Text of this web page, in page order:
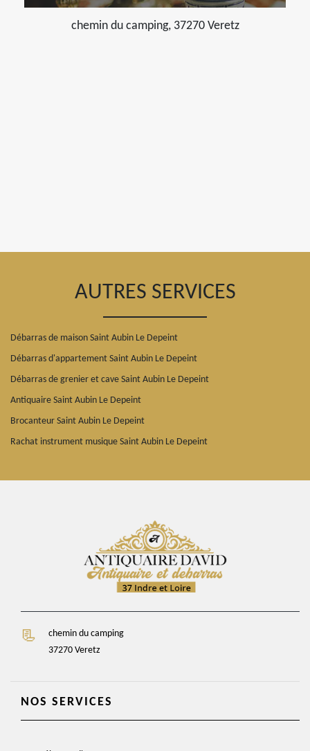
chemin du camping, 37270 Veretz
AUTRES SERVICES
Débarras de maison Saint Aubin Le Depeint
Débarras d'appartement Saint Aubin Le Depeint
Débarras de grenier et cave Saint Aubin Le Depeint
Antiquaire Saint Aubin Le Depeint
Brocanteur Saint Aubin Le Depeint
Rachat instrument musique Saint Aubin Le Depeint
chemin du camping
37270 Veretz
NOS SERVICES